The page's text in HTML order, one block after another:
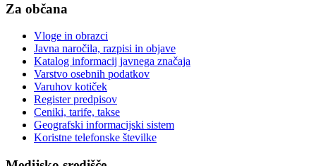
Za občana
Vloge in obrazci
Javna naročila, razpisi in objave
Katalog informacij javnega značaja
Varstvo osebnih podatkov
Varuhov kotiček
Register predpisov
Ceniki, tarife, takse
Geografski informacijski sistem
Koristne telefonske številke